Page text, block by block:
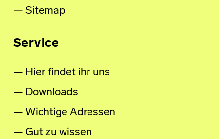
Sitemap
Service
Hier findet ihr uns
Downloads
Wichtige Adressen
Gut zu wissen